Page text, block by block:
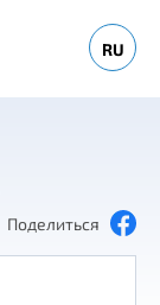
RU
Поделиться